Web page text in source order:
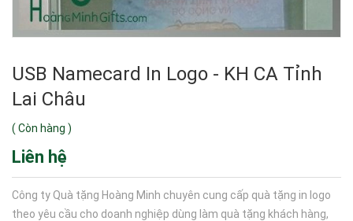
USB Namecard In Logo - KH CA Tỉnh
Lai Châu
( Còn hàng )
Liên hệ
Công ty Quà tặng Hoàng Minh chuyên cung cấp quà tặng in logo
theo yêu cầu cho doanh nghiệp dùng làm quà tặng khách hàng,